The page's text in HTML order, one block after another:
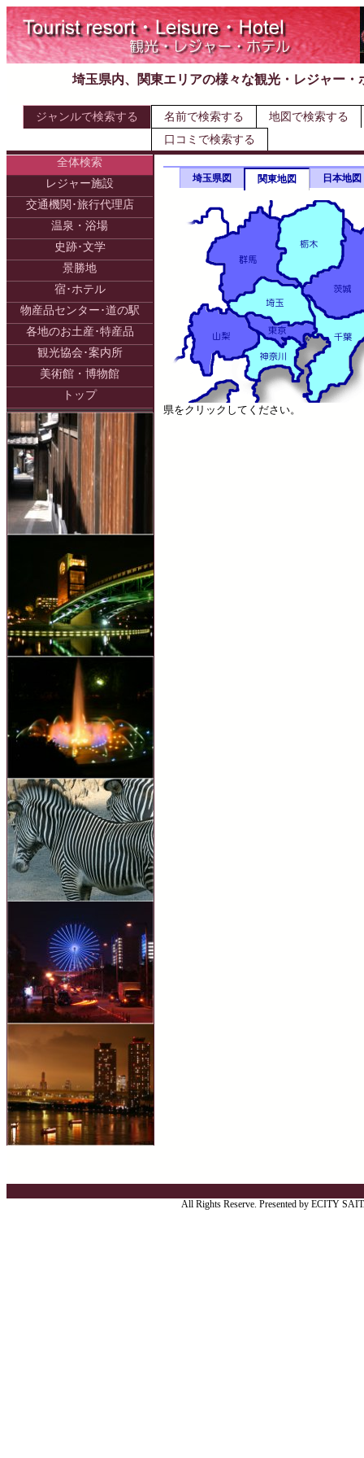
埼玉県内、関東エリアの様々な観光・レジャー
ジャンルで検索する 名前で検索する
地図で検索する
口コミで検索する
全体検索
レジャー施設
交通機関･旅行代理店
温泉・浴場
史跡･文学
景勝地
宿･ホテル
物産品センター･道の駅
各地のお土産･特産品
観光協会･案内所
美術館・博物館
トップ
埼玉県図 関東地図 日本地図
県をクリックしてください。
All Rights Reserve. Presented by ECITY